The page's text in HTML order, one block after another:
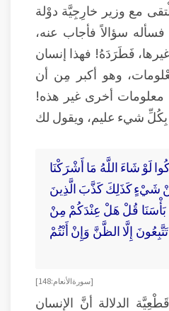
مع وزير خارِجِيَّة دوْلة
سؤالاً فأجاب عنه،
فَطَرَدَهُ! فهذا إنسان
وهو أكبر مِن أن
أخرى غير هذه!
بِكُلِّ شيء عليم، ويقول لك
لَوْ شَاءَ اللَّهُ مَا أَشْرَكْنَا
مِنْ شَيْءٍ كَذَلِكَ كَذَّبَ الَّذِينَ
بَأْسَنَا قُلْ هَلْ عِنْدَكُمْ مِنْ
إِلَّا الظَّنَّ وَإِنْ أَنْتُمْ
[ سورة الأنعام: 148 ]
الدلالة أنَّ الإنسان